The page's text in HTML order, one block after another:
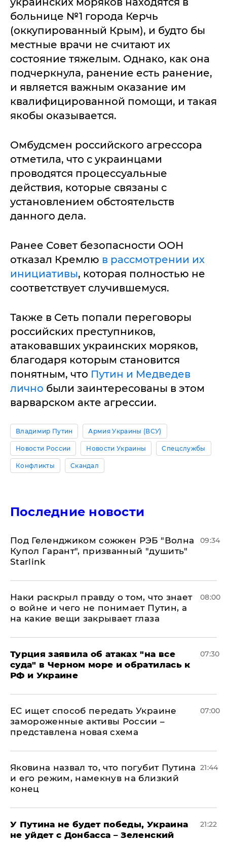
больнице №1 города Керчь
(оккупированный Крым), и будто бы
местные врачи не считают их
состояние тяжелым. Однако, как она
подчеркнула, ранение есть ранение,
и является важным оказание им
квалифицированной помощи, и такая
якобы оказывается.
Омбудсмен российского агрессора
отметила, что с украинцами
проводятся процессуальные
действия, которые связаны с
установлением обстоятельств
данного дела.
Ранее Совет безопасности ООН
отказал Кремлю в рассмотрении их
инициативы, которая полностью не
соответствует случившемуся.
Также в Сеть попали переговоры
российских преступников,
атаковавших украинских моряков,
благодаря которым становится
понятным, что Путин и Медведев
лично были заинтересованы в этом
варварском акте агрессии.
Владимир Путин Армия Украины (ВСУ)
Новости России Новости Украины Спецслужбы
Конфликты Скандал
Последние новости
Под Геленджиком сожжен РЭБ "Волна
Купол Гарант", призванный "душить"
Starlink
09:34
Наки раскрыл правду о том, что знает
о войне и чего не понимает Путин, а
на какие вещи закрывает глаза
08:00
Турция заявила об атаках "на все
суда" в Черном море и обратилась к
РФ и Украине
07:30
ЕС ищет способ передать Украине
замороженные активы России –
представлена новая схема
07:00
Яковина назвал то, что погубит Путина
и его режим, намекнув на близкий
конец
21:44
У Путина не будет победы, Украина
не уйдет с Донбасса – Зеленский
21:22